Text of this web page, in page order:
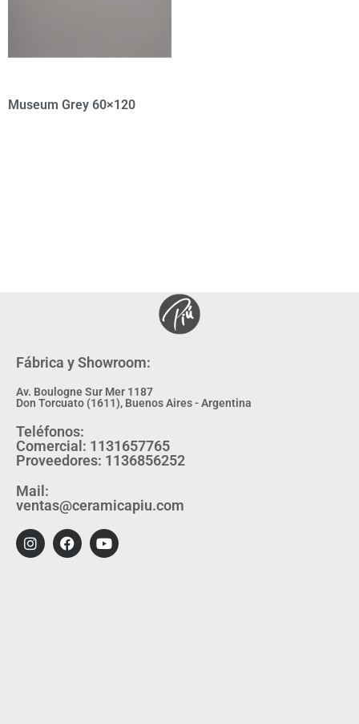
Museum Grey 60×120
Fábrica y Showroom:
Av. Boulogne Sur Mer 1187
Don Torcuato (1611), Buenos Aires - Argentina
Teléfonos:
Comercial: 1131657765
Proveedores: 1136856252
Mail:
ventas@ceramicapiu.com